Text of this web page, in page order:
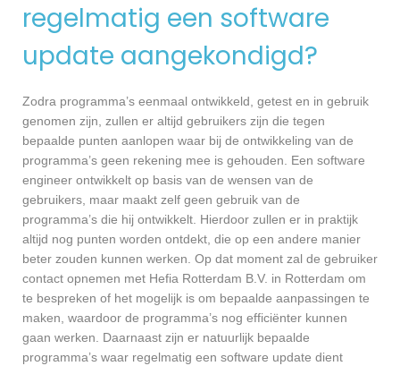
regelmatig een software
update aangekondigd?
Zodra programma’s eenmaal ontwikkeld, getest en in gebruik
genomen zijn, zullen er altijd gebruikers zijn die tegen
bepaalde punten aanlopen waar bij de ontwikkeling van de
programma’s geen rekening mee is gehouden. Een software
engineer ontwikkelt op basis van de wensen van de
gebruikers, maar maakt zelf geen gebruik van de
programma’s die hij ontwikkelt. Hierdoor zullen er in praktijk
altijd nog punten worden ontdekt, die op een andere manier
beter zouden kunnen werken. Op dat moment zal de gebruiker
contact opnemen met Hefia Rotterdam B.V. in Rotterdam om
te bespreken of het mogelijk is om bepaalde aanpassingen te
maken, waardoor de programma’s nog efficiënter kunnen
gaan werken. Daarnaast zijn er natuurlijk bepaalde
programma’s waar regelmatig een software update dient